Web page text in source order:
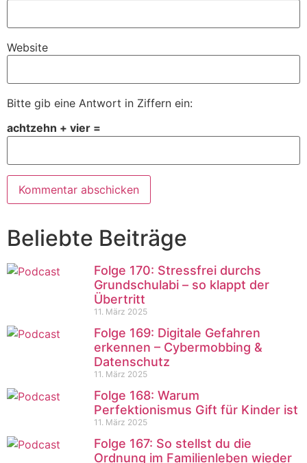
Website
Bitte gib eine Antwort in Ziffern ein:
achtzehn + vier =
Beliebte Beiträge
Folge 170: Stressfrei durchs
Grundschulabi – so klappt der
Übertritt
11. März 2025
Folge 169: Digitale Gefahren
erkennen – Cybermobbing &
Datenschutz
11. März 2025
Folge 168: Warum
Perfektionismus Gift für Kinder ist
11. März 2025
Folge 167: So stellst du die
Ordnung im Familienleben wieder